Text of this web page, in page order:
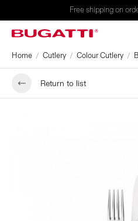
Free shipping on
Home Cutlery Colour Cutlery
Return to list